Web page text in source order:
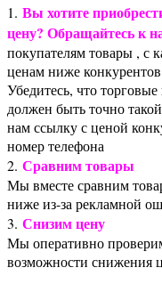
1. Вы хотите
цену? Обращайтесь к
покупателям товары , с
ценам ниже
Убедитесь, что
должен быть точно
нам ссылку с ценой
номер телефона
2. Сравним товары
Мы вместе сравним
ниже из-за рекламной
3. Снизим цену
Мы оперативно
возможности снижения